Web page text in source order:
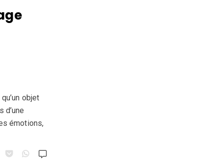
objet
d’une
émotions,